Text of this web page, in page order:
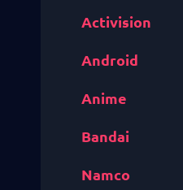
Activision
Android
Anime
Bandai
Namco